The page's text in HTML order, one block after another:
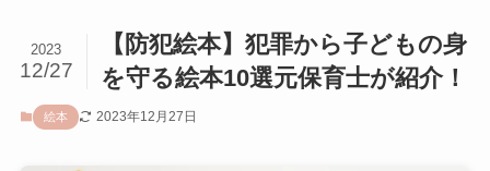
【防犯絵本】犯罪から子どもの身
を守る絵本10選元保育士が紹介！
2023
12/27
絵本 2023年12月27日